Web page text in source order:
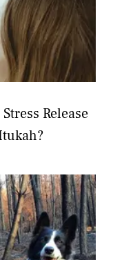
Release